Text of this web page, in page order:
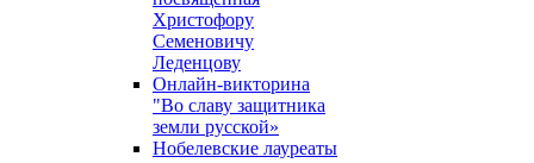
Христофору
Семеновичу
Леденцову
Онлайн-викторина
"Во славу защитника
земли русской»
Нобелевские лауреаты